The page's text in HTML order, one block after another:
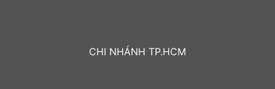
CHI NHÁNH TP.HCM